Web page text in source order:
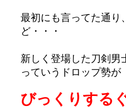
最初にも言ってた通り
ど・・・
新しく登場した刀剣男
っていうドロップ勢が
びっくりする